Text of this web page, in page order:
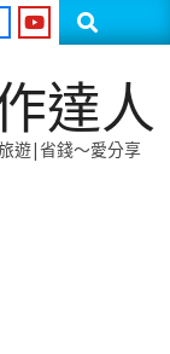
Search
達人
遊|省錢～愛分享